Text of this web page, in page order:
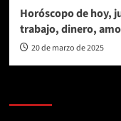
Horóscopo de hoy,
trabajo, dinero,
20 de marzo de 2025